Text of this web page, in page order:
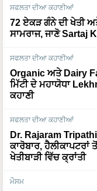
ਸਫਲਤਾ ਦੀਆ ਕਹਾਣੀਆਂ
72 ਏਕੜ ਗੰਨੇ ਦੀ ਖੇਤੀ
ਸਾਮਰਾਜ, ਜਾਣੋ Sartaj
ਸਫਲਤਾ ਦੀਆ ਕਹਾਣੀਆਂ
Organic ਅਤੇ Dairy
ਮਿੱਟੀ ਦੇ ਮਹਾਯੋਧਾ
ਕਹਾਣੀ
ਸਫਲਤਾ ਦੀਆ ਕਹਾਣੀਆਂ
Dr. Rajaram
ਕਾਰੋਬਾਰ,
ਖੇਤੀਬਾੜੀ ਵਿੱਚ ਕ੍ਰਾਂਤੀ
ਮੌਸਮ